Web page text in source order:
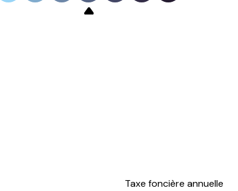
Taxe foncière annuelle